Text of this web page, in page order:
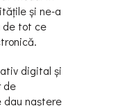
şi ne-a
de tot ce
digital și
de
dau naștere